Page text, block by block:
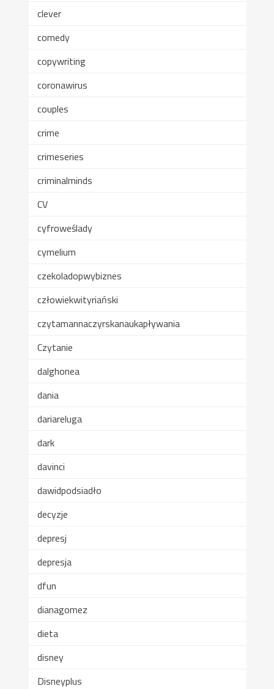
clever
comedy
copywriting
coronawirus
couples
crime
crimeseries
criminalminds
CV
cyfroweślady
cymelium
czekoladopwybiznes
człowiekwityriański
czytamannaczyrskanaukapływania
Czytanie
dalghonea
dania
dariareluga
dark
davinci
dawidpodsiadło
decyzje
depresj
depresja
dfun
dianagomez
dieta
disney
Disneyplus